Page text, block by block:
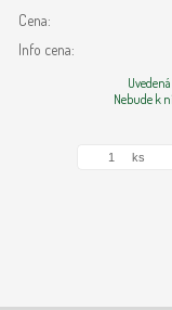
Cena:
Info cena:
Nebude k